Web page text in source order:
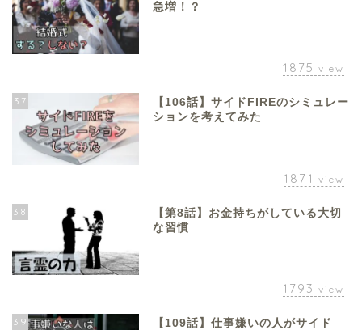
急増！？
1875 view
37
【106話】サイドFIREのシミュレー
ションを考えてみた
1871 view
38
【第8話】お金持ちがしている大切
な習慣
1793 view
39
【109話】仕事嫌いの人がサイド